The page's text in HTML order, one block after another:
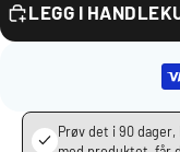
LEGG I
Prøv det i 90